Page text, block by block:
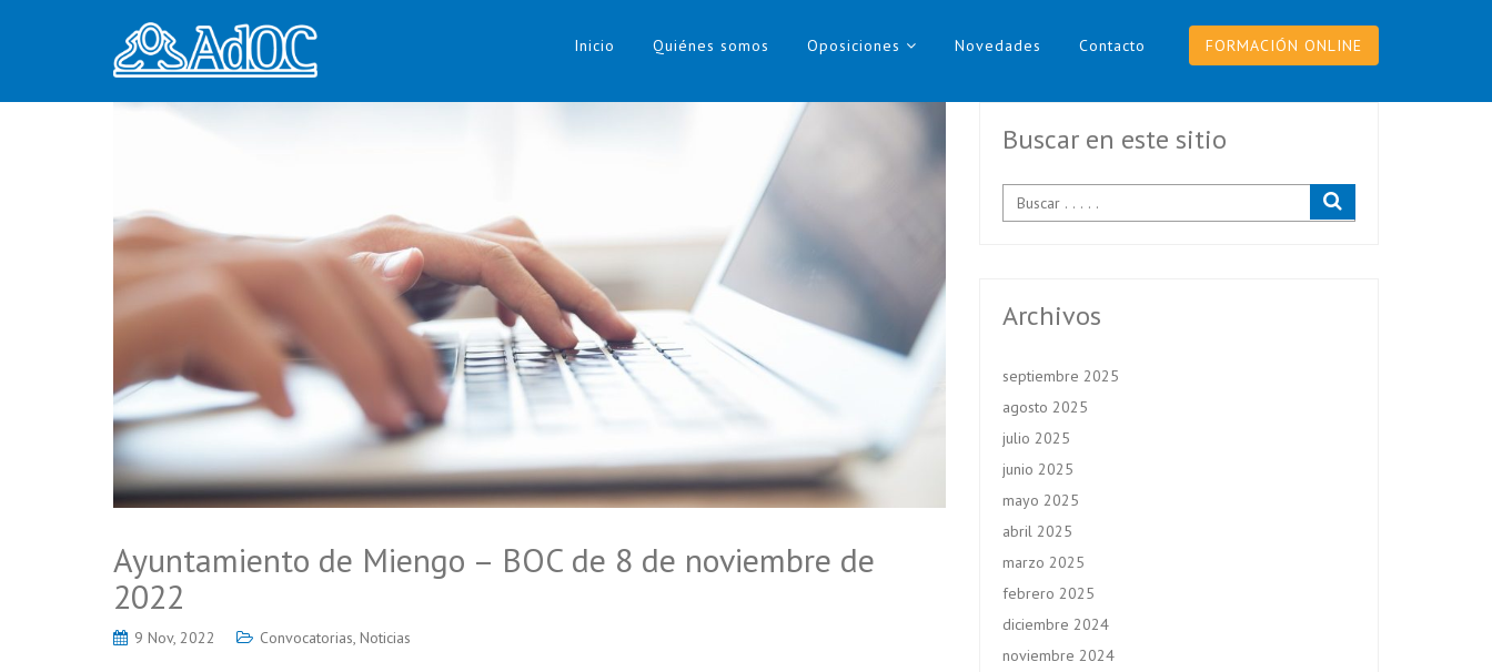
Inicio Quiénes somos Oposiciones Novedades Contacto FORMACIÓN ONLINE
Ayuntamiento de Miengo – BOC de 8 de noviembre de
2022
9 Nov, 2022 Convocatorias, Noticias
Buscar en este sitio
Archivos
septiembre 2025
agosto 2025
julio 2025
junio 2025
mayo 2025
abril 2025
marzo 2025
febrero 2025
diciembre 2024
noviembre 2024